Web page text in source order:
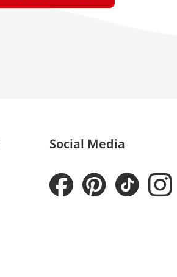
Social Media